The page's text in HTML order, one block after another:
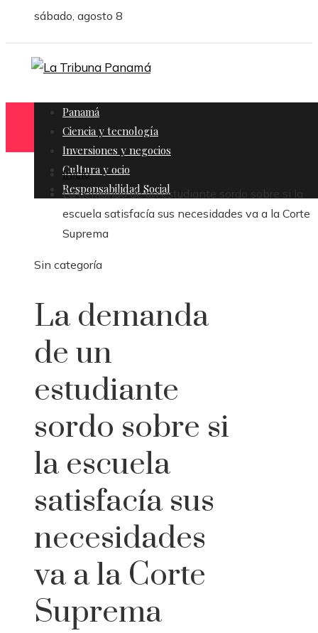
sábado, agosto 8
Panamá
Ciencia y tecnología
Inversiones y negocios
Cultura y ocio
Responsabilidad Social
Inicio
La demanda de un estudiante sordo sobre si la
escuela satisfacía sus necesidades va a la Corte
Suprema
Sin categoría
La demanda
de un
estudiante
sordo sobre si
la escuela
satisfacía sus
necesidades
va a la Corte
Suprema